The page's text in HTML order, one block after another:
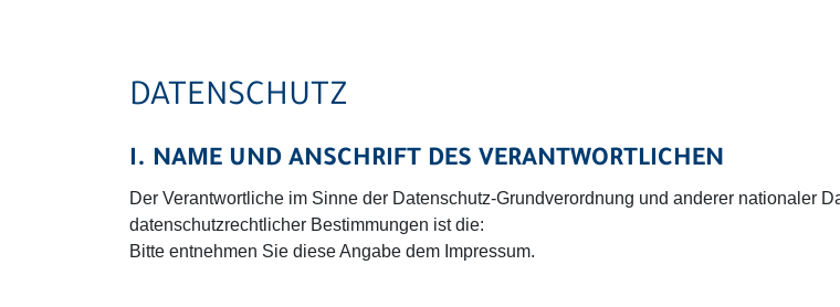
DATENSCHUTZ
I. NAME UND ANSCHRIFT DES VERANTWORTLICHEN
Der Verantwortliche im Sinne der Datenschutz-Grundverordnung und anderer nationaler
datenschutzrechtlicher Bestimmungen ist die:
Bitte entnehmen Sie diese Angabe dem Impressum.